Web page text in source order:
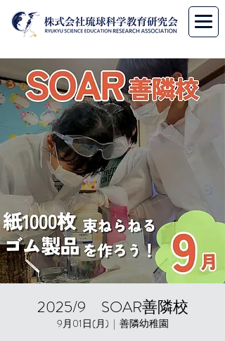
2025/9 SOAR善隣校
9月01日(月)
  |
善隣幼稚園